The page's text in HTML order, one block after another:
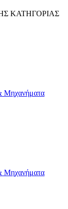
ΚΑΤΗΓΟΡΙΑΣ
Μηχανήματα
Μηχανήματα